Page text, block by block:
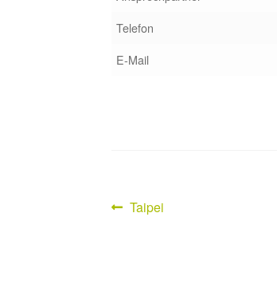
Telefon
E-Mail
Vorheriger
Taipei